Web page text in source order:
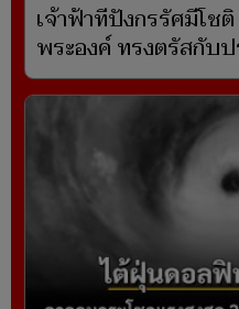
เจ้าฟ้าทีปังกรรัศมีโช
พระองค์ ทรงตรัสกับ